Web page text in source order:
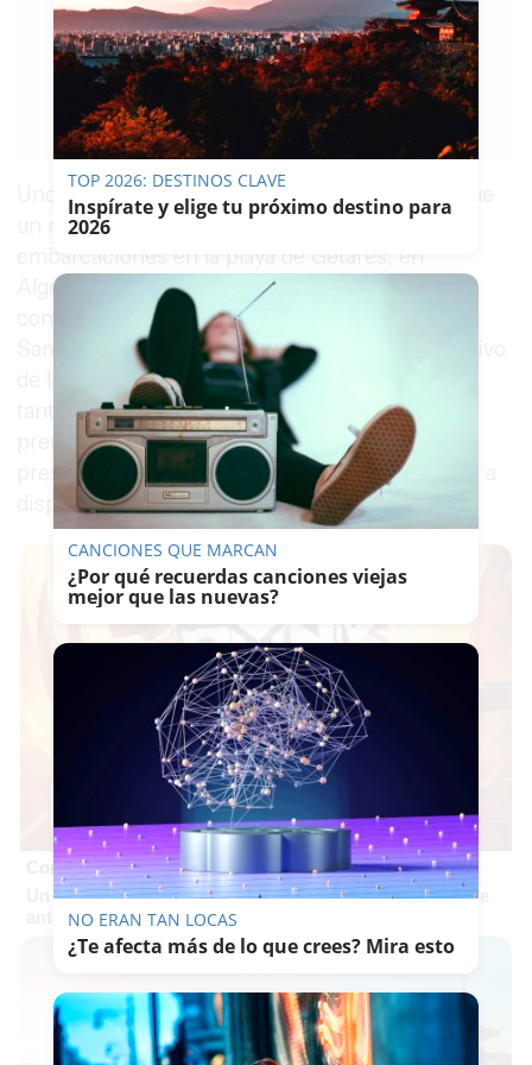
LAVOZDELSUR.ES
15/05/2018
FacebookWhatsApp
Copy
Link
Uno de los dos detenidos por el suceso en el que
un niño ha fallecido tras un choque entre dos
embarcaciones en la playa de Getares, en
Algeciras, ha quedado en libertad, según ha
confirmado el delegado del Gobierno, Antonio
Sanz, al término de la rueda de prensa con motivo
de la junta local de seguridad de Algeciras. Por
tanto, según ha señalado en la propia rueda de
prensa, el segundo de los detenidos,
presuntamente el que pilotaba la lancha, pasará a
disposición judicial el jueves.
Corepunk MMORPG
Un verdadero MMORPG de la vieja escuela ¡Cómo los de
antes, pero mejor!
TOP 2026: DESTINOS CLAVE
Inspírate y elige tu próximo destino para
2026
CANCIONES QUE MARCAN
¿Por qué recuerdas canciones viejas
mejor que las nuevas?
NO ERAN TAN LOCAS
¿Te afecta más de lo que crees? Mira esto